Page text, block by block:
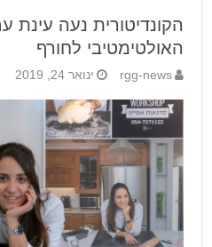
הקונדיטורית נעה עינת
האולטימטיבי לחורף
rgg-news ינואר 24, 2019